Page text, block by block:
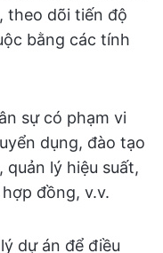
theo dõi tiến độ
bằng các tính
sự có phạm vi
dụng, đào tạo
lý hiệu suất,
đồng, v.v.
dự án để điều